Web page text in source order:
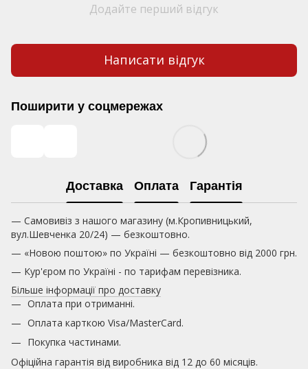
Додайте перший відгук
Написати відгук
Поширити у соцмережах
Доставка Оплата Гарантія
— Самовивіз з нашого магазину (м.Кропивницький,
вул.Шевченка 20/24) — безкоштовно.
— «Новою поштою» по Україні — безкоштовно від 2000 грн.
— Кур'єром по Україні - по тарифам перевізника.
Більше інформації про доставку
Оплата при отриманні.
Оплата карткою Visa/MasterCard.
Покупка частинами.
Офіційна гарантія від виробника від 12 до 60 місяців.